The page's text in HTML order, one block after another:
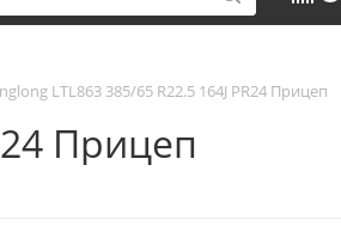
LTL863 385/65 R22.5 164J PR24 Прицеп
Прицеп